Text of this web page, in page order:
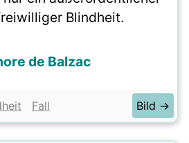
Blindheit.
de Balzac
Fall Bild →